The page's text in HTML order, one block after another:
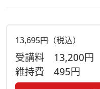
13,695円（税込）
受講料 13,200円
維持費 495円